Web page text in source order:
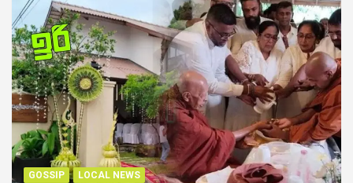
GOSSIP LOCAL NEWS